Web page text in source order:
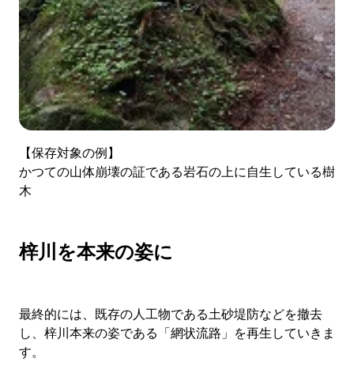
【保存対象の例】
かつての山体崩壊の証である岩石の上に自生している樹
木
梓川を本来の姿に
最終的には、既存の人工物である土砂堤防などを撤去
し、梓川本来の姿である「網状流路」を再生していきま
す。